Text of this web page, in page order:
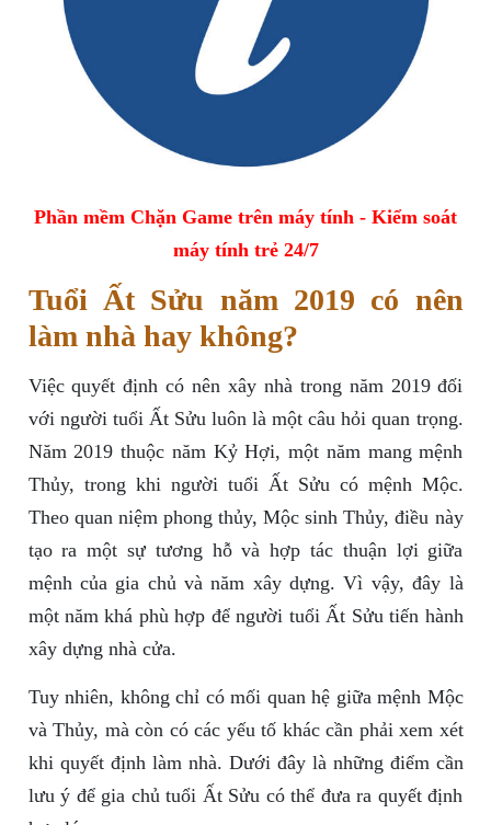
Phần mềm Chặn Game trên máy tính - Kiểm soát
máy tính trẻ 24/7
Tuổi Ất Sửu năm 2019 có nên
làm nhà hay không?
Việc quyết định có nên xây nhà trong năm 2019 đối
với người tuổi Ất Sửu luôn là một câu hỏi quan trọng.
Năm 2019 thuộc năm Kỷ Hợi, một năm mang mệnh
Thủy, trong khi người tuổi Ất Sửu có mệnh Mộc.
Theo quan niệm phong thủy, Mộc sinh Thủy, điều này
tạo ra một sự tương hỗ và hợp tác thuận lợi giữa
mệnh của gia chủ và năm xây dựng. Vì vậy, đây là
một năm khá phù hợp để người tuổi Ất Sửu tiến hành
xây dựng nhà cửa.
Tuy nhiên, không chỉ có mối quan hệ giữa mệnh Mộc
và Thủy, mà còn có các yếu tố khác cần phải xem xét
khi quyết định làm nhà. Dưới đây là những điểm cần
lưu ý để gia chủ tuổi Ất Sửu có thể đưa ra quyết định